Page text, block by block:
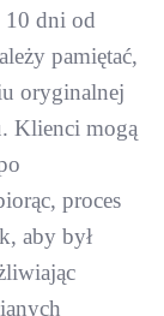
10 dni od
pamiętać,
oryginalnej
Klienci mogą
proces
aby był